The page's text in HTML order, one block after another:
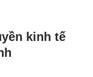
kinh tế